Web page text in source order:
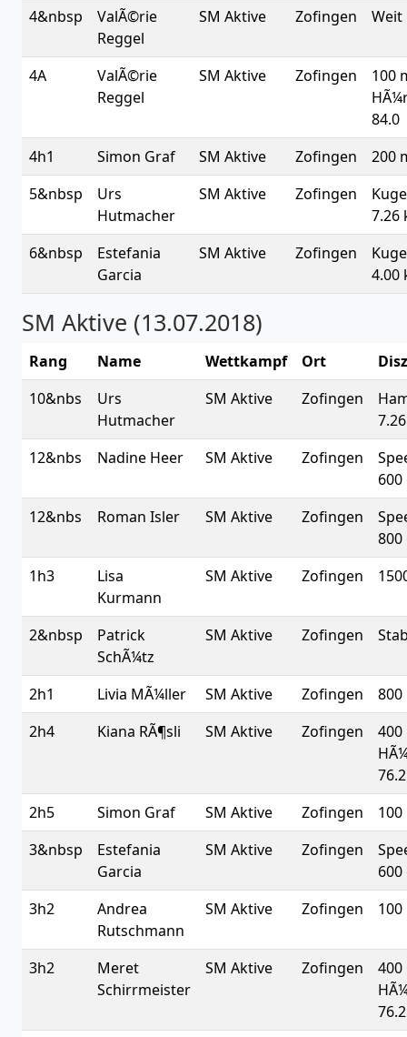
4&nbsp
ValÃ©rie
Reggel
SM Aktive Zofingen Weit
4A
ValÃ©rie
Reggel
SM Aktive Zofingen
100
84.0
4h1
Simon Graf SM Aktive Zofingen
200
5&nbsp
Urs
Hutmacher
SM Aktive Zofingen
7.26
6&nbsp
Estefania
Garcia
SM Aktive Zofingen
4.00
SM Aktive (13.07.2018)
Rang Name Wettkampf Ort
10&nbs
Urs
Hutmacher
SM Aktive Zofingen
12&nbs
Nadine Heer SM Aktive Zofingen
12&nbs
Roman Isler SM Aktive Zofingen
1h3
Lisa
Kurmann
SM Aktive Zofingen
2&nbsp
Patrick
SchÃ¼tz
SM Aktive Zofingen
2h1 Livia MÃ¼ller SM Aktive Zofingen
800
2h4
Kiana RÃ¶sli SM Aktive Zofingen
400
76.2
2h5
Simon Graf SM Aktive Zofingen
100
3&nbsp
Estefania
Garcia
SM Aktive Zofingen
3h2
Andrea
Rutschmann
SM Aktive Zofingen 100
3h2
Meret
Schirrmeister
SM Aktive Zofingen
400
76.2